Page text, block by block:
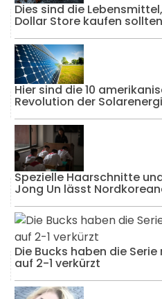
Dies sind die
Dollar Store kaufen sollten
Hier sind die 10
Revolution der
Spezielle Haarschnitte
Jong Un lässt
Die Bucks haben die
auf 2-1 verkürzt